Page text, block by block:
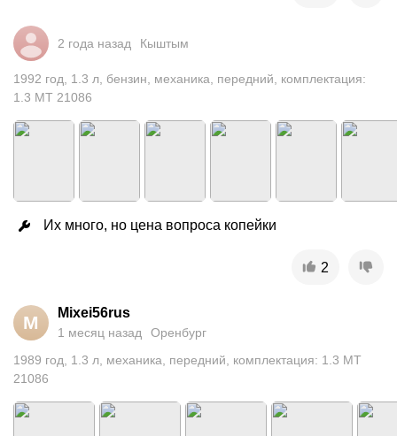
2 года назад Кыштым
1992 год 1.3 л бензин механика передний
комплектация:
1.3 MT 21086
Их много, но цена вопроса копейки
2
M Mixei56rus
1 месяц назад
Оренбург
1989 год 1.3 л механика передний
комплектация: 1.3 MT
21086